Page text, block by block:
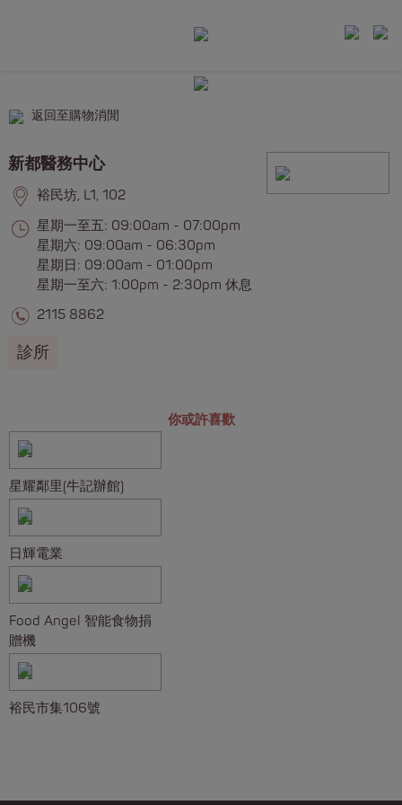
返回至購物消閒
新都醫務中心
裕民坊, L1, 102
星期一至五: 09:00am - 07:00pm
星期六: 09:00am - 06:30pm
星期日: 09:00am - 01:00pm
星期一至六: 1:00pm - 2:30pm 休息
2115 8862
診所
你或許喜歡
星耀鄰里(牛記辦館)
日輝電業
Food Angel 智能食物捐
贈機
裕民市集106號